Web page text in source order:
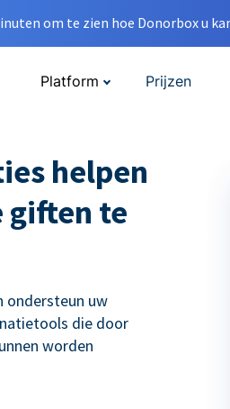
om te zien hoe Donorbox u
Platform Prijzen
helpen
giften te
ondersteun uw
die door
worden